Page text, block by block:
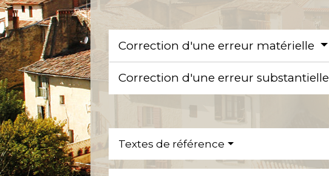
Correction d'une erreur matérielle
Correction d'une erreur substantielle
Textes de référence